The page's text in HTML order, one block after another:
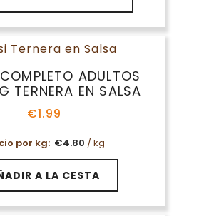
hasta
ADULTOS
TERNERA EN SALSA
€1.99
por kg: €4.80 / kg
A LA CESTA